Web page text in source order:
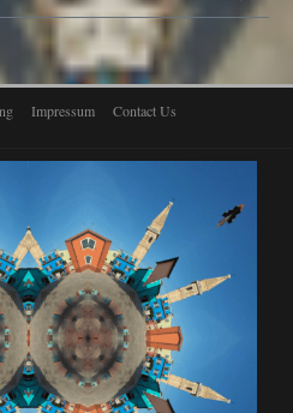
Impressum Contact Us